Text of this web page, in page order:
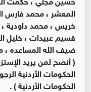
المعشر ، محمد فارس
خريس ، محمد داودية
قسيم عبيدات ، خليل
ضيف الله المساعده ،
( أنصح لمن يريد
الحكومات الأردنية
الحكومات الأردنية ) .